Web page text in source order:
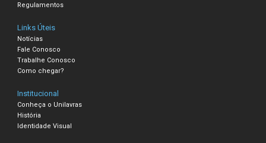
Regulamentos
Links Úteis
Notícias
Fale Conosco
Trabalhe Conosco
Como chegar?
Institucional
Conheça o Unilavras
História
Identidade Visual